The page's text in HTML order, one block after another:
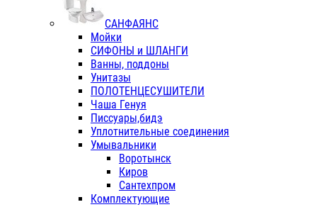
САНФАЯНС
Мойки
СИФОНЫ и ШЛАНГИ
Ванны, поддоны
Унитазы
ПОЛОТЕНЦЕСУШИТЕЛИ
Чаша Генуя
Писсуары,бидэ
Уплотнительные соединения
Умывальники
Воротынск
Киров
Сантехпром
Комплектующие